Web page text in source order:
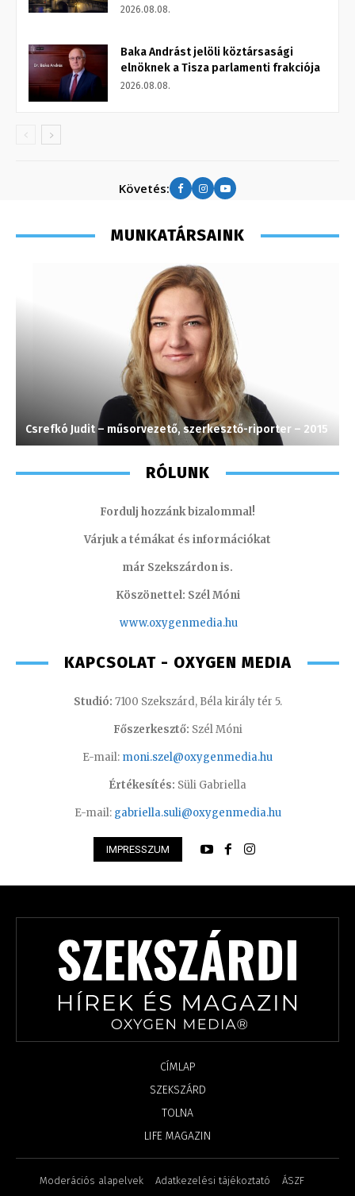
2026.08.08.
Baka Andrást jelöli köztársasági
elnöknek a Tisza parlamenti frakciója
2026.08.08.
Követés:
MUNKATÁRSAINK
Csrefkó Judit – műsorvezető, szerkesztő-riporter – 2015
RÓLUNK
Fordulj hozzánk bizalommal!
Várjuk a témákat és információkat
már Szekszárdon is.
Köszönettel: Szél Móni
www.oxygenmedia.hu
KAPCSOLAT - OXYGEN MEDIA
Studió: 7100 Szekszárd, Béla király tér 5.
Főszerkesztő: Szél Móni
E-mail: moni.szel@oxygenmedia.hu
Értékesítés: Süli Gabriella
E-mail: gabriella.suli@oxygenmedia.hu
IMPRESSZUM
CÍMLAP
SZEKSZÁRD
TOLNA
LIFE MAGAZIN
Moderációs alapelvek Adatkezelési tájékoztató
ÁSZF